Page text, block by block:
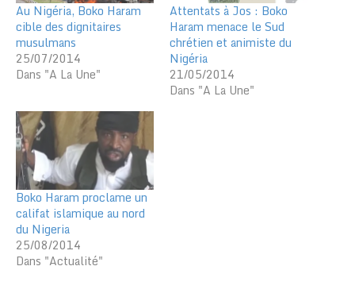
Au Nigéria, Boko Haram
cible des dignitaires
musulmans
25/07/2014
Dans "A La Une"
Attentats à Jos : Boko
Haram menace le Sud
chrétien et animiste du
Nigéria
21/05/2014
Dans "A La Une"
Boko Haram proclame un
califat islamique au nord
du Nigeria
25/08/2014
Dans "Actualité"